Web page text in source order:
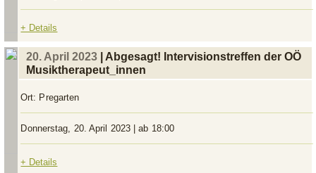
+ Details
20. April 2023 | Abgesagt! Intervisionstreffen der OÖ
Musiktherapeut_innen
Ort: Pregarten
Donnerstag, 20. April 2023 | ab 18:00
+ Details